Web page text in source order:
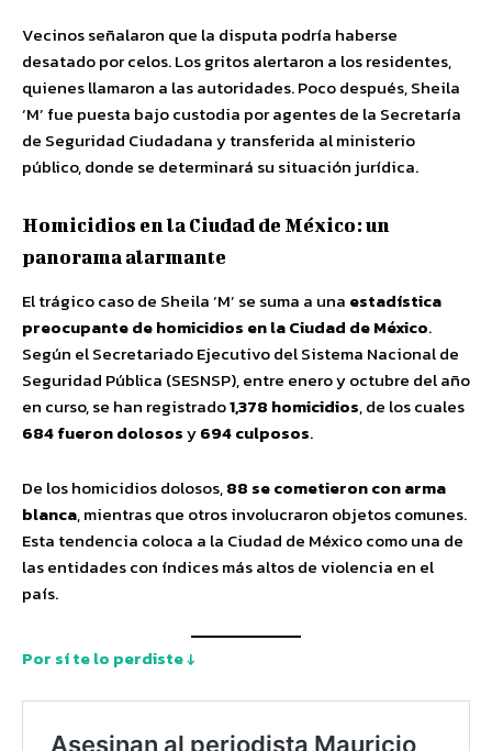
Vecinos señalaron que la disputa podría haberse
desatado por celos. Los gritos alertaron a los residentes,
quienes llamaron a las autoridades. Poco después, Sheila
‘M’ fue puesta bajo custodia por agentes de la Secretaría
de Seguridad Ciudadana y transferida al ministerio
público, donde se determinará su situación jurídica.
Homicidios en la Ciudad de México: un
panorama alarmante
El trágico caso de Sheila ‘M’ se suma a una estadística
preocupante de homicidios en la Ciudad de México.
Según el Secretariado Ejecutivo del Sistema Nacional de
Seguridad Pública (SESNSP), entre enero y octubre del año
en curso, se han registrado1,378 homicidios, de los cuales
684 fueron dolososy694 culposos.
De los homicidios dolosos,88 se cometieron con arma
blanca, mientras que otros involucraron objetos comunes.
Esta tendencia coloca a la Ciudad de México como una de
las entidades con índices más altos de violencia en el
país.
Por sí te lo perdiste ↓